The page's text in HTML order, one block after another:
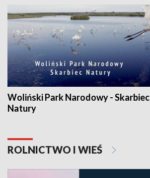
Woliński Park Narodowy - Skarbiec
Natury
ROLNICTWO I WIEŚ